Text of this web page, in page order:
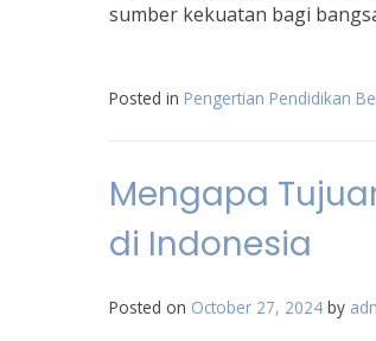
sumber kekuatan bagi
Posted in Pengertian Pendidikan
Mengapa
di Indonesia
Posted on October 27, 2024 by